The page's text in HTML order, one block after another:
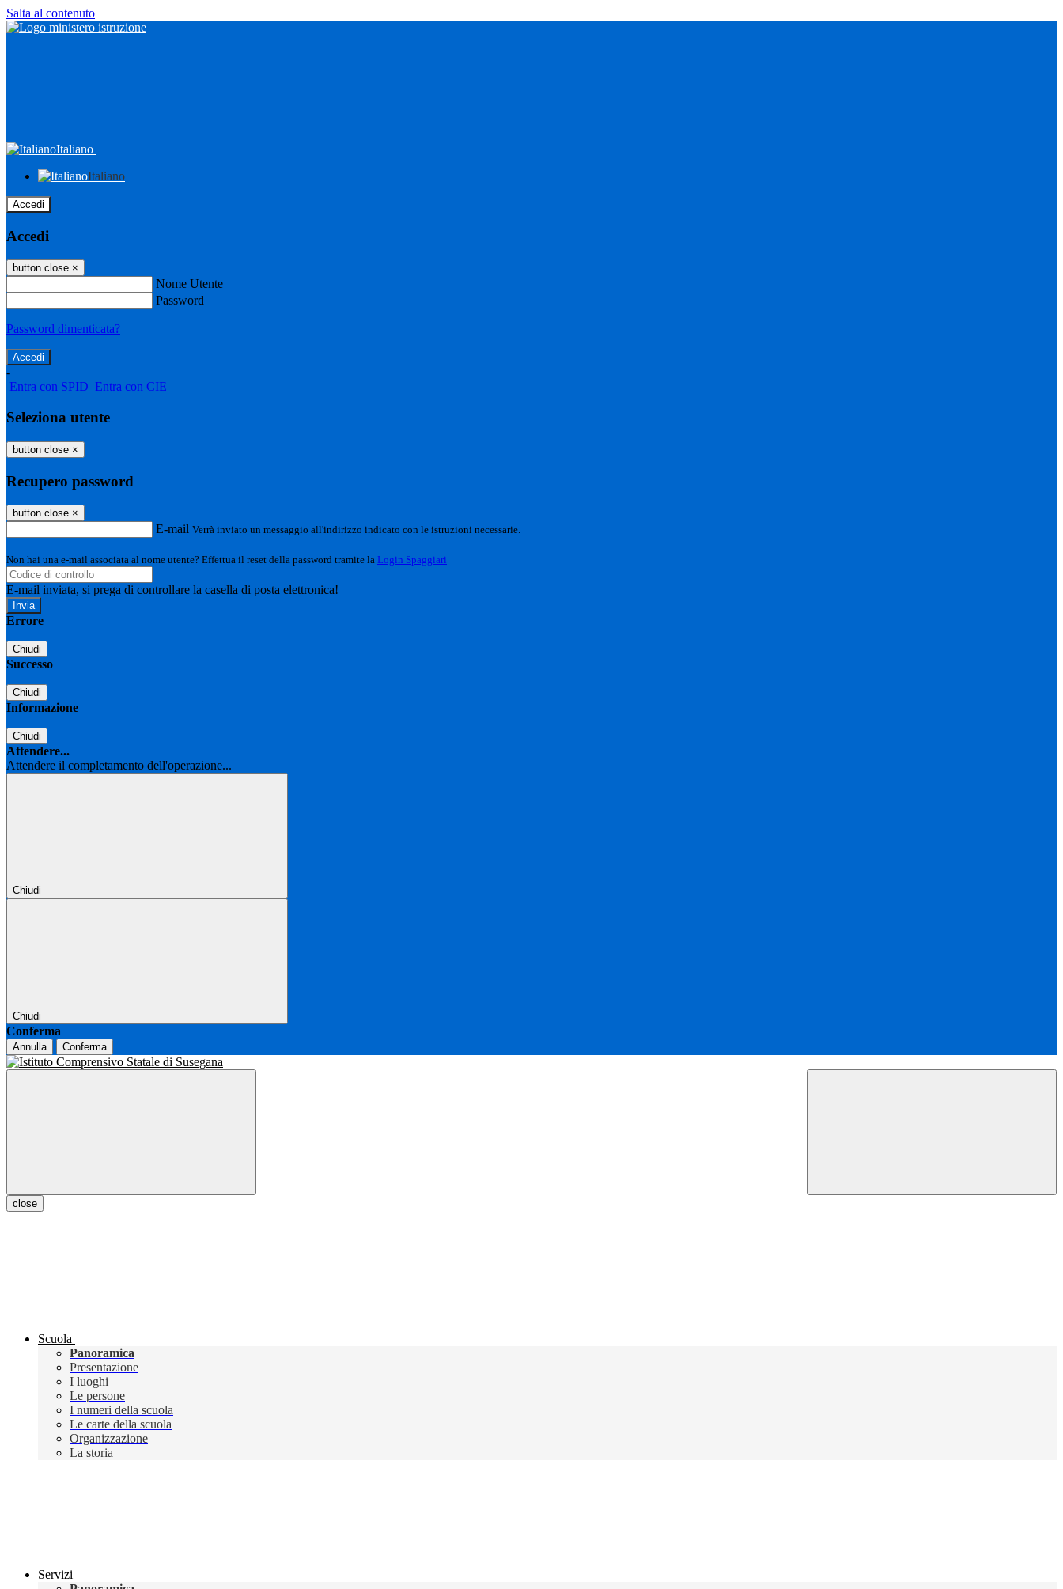
Salta al contenuto
Italiano
Italiano
Accedi
Accedi
button close ×
Nome Utente
Password
Password dimenticata?
-
Entra con SPID Entra con CIE
Seleziona utente
button close ×
Recupero password
button close ×
E-mail Verrà inviato un messaggio all'indirizzo indicato con le istruzioni necessarie.
Non hai una e-mail associata al nome utente? Effettua il reset della password tramite la Login Spaggiari
E-mail inviata, si prega di controllare la casella di posta elettronica!
Errore
Chiudi
Successo
Chiudi
Informazione
Chiudi
Attendere...
Attendere il completamento dell'operazione...
Chiudi
Chiudi
Conferma
Annulla Conferma
close
Scuola
Panoramica
Presentazione
I luoghi
Le persone
I numeri della scuola
Le carte della scuola
Organizzazione
La storia
Servizi